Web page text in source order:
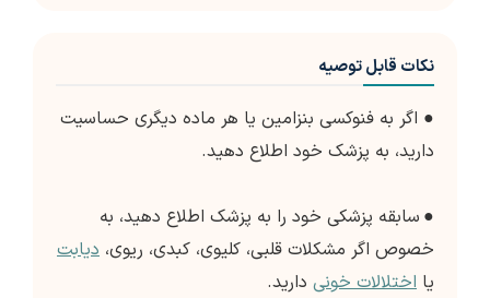
نکات قابل توصیه
● اگر به فنوکسی بنزامین یا هر ماده دیگری حساسیت
دارید، به پزشک خود اطلاع دهید.
● سابقه پزشکی خود را به پزشک اطلاع دهید، به
خصوص اگر مشکلات قلبی، کلیوی، کبدی، ریوی، دیابت
یا اختلالات خونی دارید.